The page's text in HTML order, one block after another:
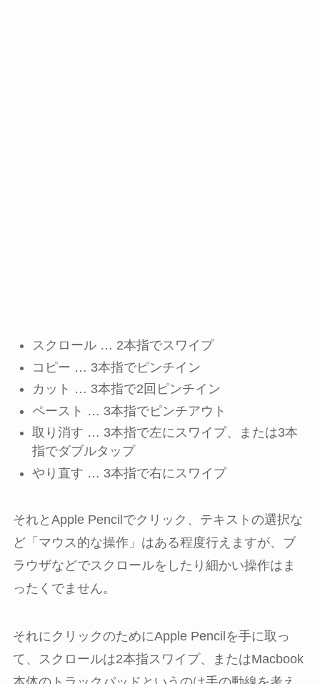
スクロール … 2本指でスワイプ
コピー … 3本指でピンチイン
カット … 3本指で2回ピンチイン
ペースト … 3本指でピンチアウト
取り消す … 3本指で左にスワイプ、または3本
指でダブルタップ
やり直す … 3本指で右にスワイプ
それとApple Pencilでクリック、テキストの選択な
ど「マウス的な操作」はある程度行えますが、ブ
ラウザなどでスクロールをしたり細かい操作はま
ったくでません。
それにクリックのためにApple Pencilを手に取っ
て、スクロールは2本指スワイプ、またはMacbook